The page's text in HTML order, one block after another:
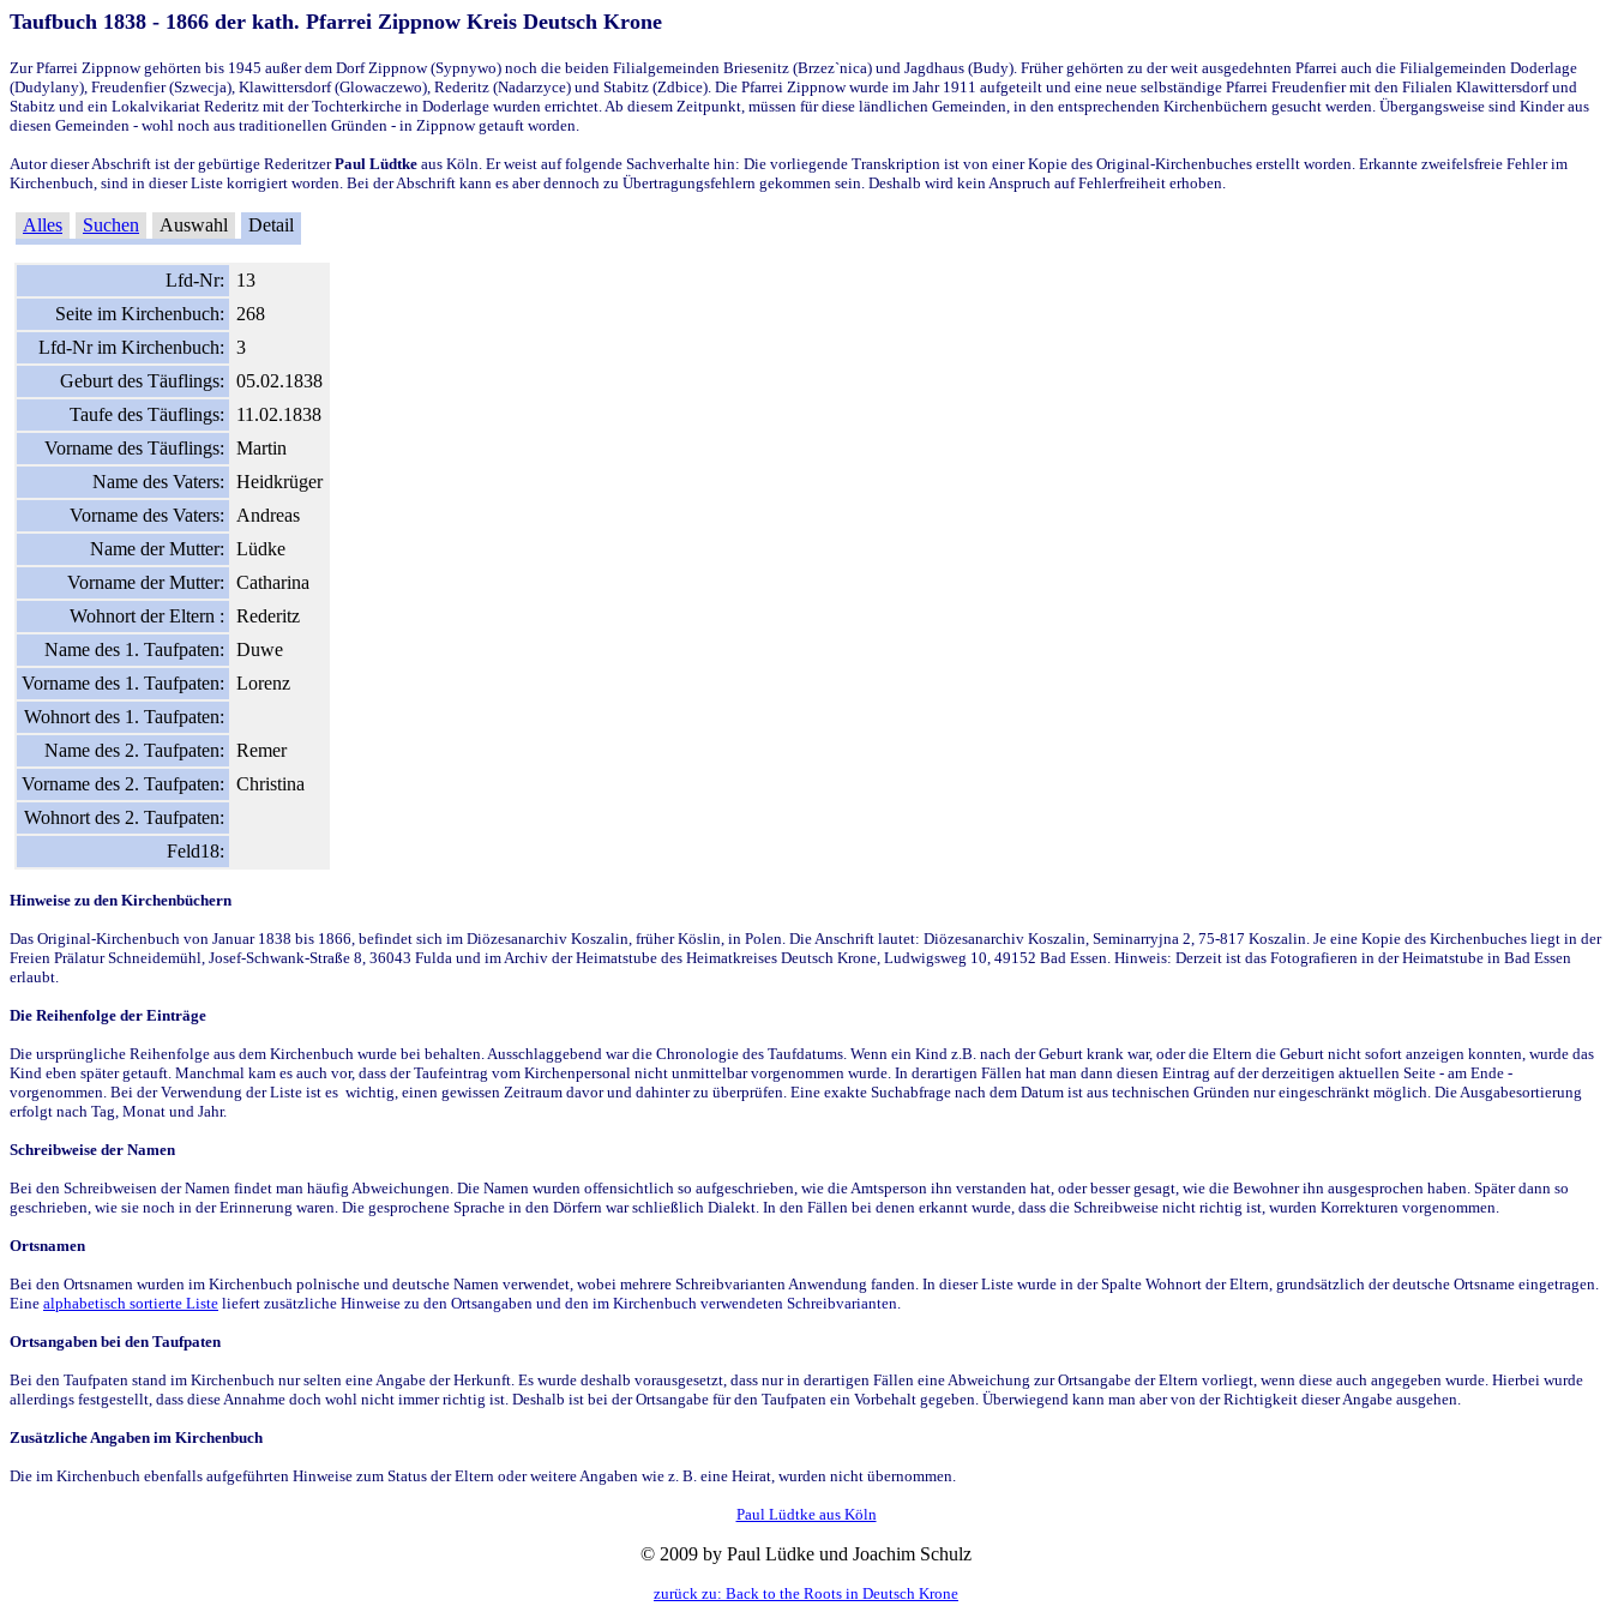
Taufbuch 1838 - 1866 der kath. Pfarrei Zippnow Kreis Deutsch Krone
Zur Pfarrei Zippnow gehörten bis 1945 außer dem Dorf Zippnow (Sypnywo) noch die beiden Filialgemeinden Briesenitz (Brzez`nica) und Jagdhaus (Budy). Früher gehörten zu der weit ausgedehnten Pfarrei auch die Filialgemeinden Doderlage
(Dudylany), Freudenfier (Szwecja), Klawittersdorf (Glowaczewo), Rederitz (Nadarzyce) und Stabitz (Zdbice). Die Pfarrei Zippnow wurde im Jahr 1911 aufgeteilt und eine neue selbständige Pfarrei Freudenfier mit den Filialen Klawittersdorf und
Stabitz und ein Lokalvikariat Rederitz mit der Tochterkirche in Doderlage wurden errichtet. Ab diesem Zeitpunkt, müssen für diese ländlichen Gemeinden, in den entsprechenden Kirchenbüchern gesucht werden. Übergangsweise sind Kinder aus
diesen Gemeinden - wohl noch aus traditionellen Gründen - in Zippnow getauft worden.
Autor dieser Abschrift ist der gebürtige RederitzerPaul Lüdtke aus Köln. Er weist auf folgende Sachverhalte hin: Die vorliegende Transkription ist von einer Kopie des Original-Kirchenbuches erstellt worden. Erkannte zweifelsfreie Fehler im
Kirchenbuch, sind in dieser Liste korrigiert worden. Bei der Abschrift kann es aber dennoch zu Übertragungsfehlern gekommen sein. Deshalb wird kein Anspruch auf Fehlerfreiheit erhoben.
Alles Suchen Auswahl Detail
Lfd-Nr:
13
Seite im Kirchenbuch:
268
Lfd-Nr im Kirchenbuch:
3
Geburt des Täuflings:
05.02.1838
Taufe des Täuflings:
11.02.1838
Vorname des Täuflings:
Martin
Name des Vaters:
Heidkrüger
Vorname des Vaters:
Andreas
Name der Mutter:
Lüdke
Vorname der Mutter:
Catharina
Wohnort der Eltern :
Rederitz
Name des 1. Taufpaten:
Duwe
Vorname des 1. Taufpaten:
Lorenz
Wohnort des 1. Taufpaten:
Name des 2. Taufpaten:
Remer
Vorname des 2. Taufpaten:
Christina
Wohnort des 2. Taufpaten:
Feld18:
Hinweise zu den Kirchenbüchern
Das Original-Kirchenbuch von Januar 1838 bis 1866, befindet sich im Diözesanarchiv Koszalin, früher Köslin, in Polen. Die Anschrift lautet: Diözesanarchiv Koszalin, Seminarryjna 2, 75-817 Koszalin. Je eine Kopie des Kirchenbuches liegt in der
Freien Prälatur Schneidemühl, Josef-Schwank-Straße 8, 36043 Fulda und im Archiv der Heimatstube des Heimatkreises Deutsch Krone, Ludwigsweg 10, 49152 Bad Essen. Hinweis: Derzeit ist das Fotografieren in der Heimatstube in Bad Essen
erlaubt.
Die Reihenfolge der Einträge
Die ursprüngliche Reihenfolge aus dem Kirchenbuch wurde bei behalten. Ausschlaggebend war die Chronologie des Taufdatums. Wenn ein Kind z.B. nach der Geburt krank war, oder die Eltern die Geburt nicht sofort anzeigen konnten, wurde das
Kind eben später getauft. Manchmal kam es auch vor, dass der Taufeintrag vom Kirchenpersonal nicht unmittelbar vorgenommen wurde. In derartigen Fällen hat man dann diesen Eintrag auf der derzeitigen aktuellen Seite - am Ende -
vorgenommen. Bei der Verwendung der Liste ist es wichtig, einen gewissen Zeitraum davor und dahinter zu überprüfen. Eine exakte Suchabfrage nach dem Datum ist aus technischen Gründen nur eingeschränkt möglich. Die Ausgabesortierung
erfolgt nach Tag, Monat und Jahr.
Schreibweise der Namen
Bei den Schreibweisen der Namen findet man häufig Abweichungen. Die Namen wurden offensichtlich so aufgeschrieben, wie die Amtsperson ihn verstanden hat, oder besser gesagt, wie die Bewohner ihn ausgesprochen haben. Später dann so
geschrieben, wie sie noch in der Erinnerung waren. Die gesprochene Sprache in den Dörfern war schließlich Dialekt. In den Fällen bei denen erkannt wurde, dass die Schreibweise nicht richtig ist, wurden Korrekturen vorgenommen.
Ortsnamen
Bei den Ortsnamen wurden im Kirchenbuch polnische und deutsche Namen verwendet, wobei mehrere Schreibvarianten Anwendung fanden. In dieser Liste wurde in der Spalte Wohnort der Eltern, grundsätzlich der deutsche Ortsname eingetragen.
Eine alphabetisch sortierte Liste liefert zusätzliche Hinweise zu den Ortsangaben und den im Kirchenbuch verwendeten Schreibvarianten.
Ortsangaben bei den Taufpaten
Bei den Taufpaten stand im Kirchenbuch nur selten eine Angabe der Herkunft. Es wurde deshalb vorausgesetzt, dass nur in derartigen Fällen eine Abweichung zur Ortsangabe der Eltern vorliegt, wenn diese auch angegeben wurde. Hierbei wurde
allerdings festgestellt, dass diese Annahme doch wohl nicht immer richtig ist. Deshalb ist bei der Ortsangabe für den Taufpaten ein Vorbehalt gegeben. Überwiegend kann man aber von der Richtigkeit dieser Angabe ausgehen.
Zusätzliche Angaben im Kirchenbuch
Die im Kirchenbuch ebenfalls aufgeführten Hinweise zum Status der Eltern oder weitere Angaben wie z. B. eine Heirat, wurden nicht übernommen.
Paul Lüdtke aus Köln
© 2009 by Paul Lüdke und Joachim Schulz
zurück zu: Back to the Roots in Deutsch Krone